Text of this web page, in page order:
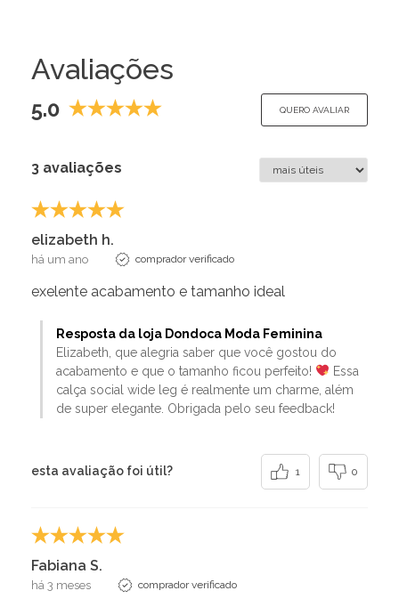
Avaliações
5.0 QUERO AVALIAR
3 avaliações
elizabeth h.
há um ano comprador verificado
exelente acabamento e tamanho ideal
Resposta da loja Dondoca Moda Feminina
Elizabeth, que alegria saber que você gostou do
acabamento e que o tamanho ficou perfeito!
Essa
calça social wide leg é realmente um charme, além
de super elegante. Obrigada pelo seu feedback!
esta avaliação foi útil? 1 0
Fabiana S.
há 3 meses comprador verificado